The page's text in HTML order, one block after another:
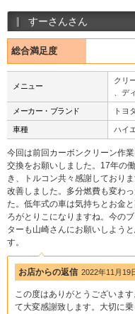
すーさんさん
総合満足度
メニュー
クリ
、デ
メーカー・ブランド トヨタ
車種 ハイ
今回は前回カーボンクリーン作
交換をお願いしました。17年の
き、トルコン共々感謝しており
改善しました。多分燃費も変わ
た。低年式の車は気持ちとお金
ろがとりこになりますね。今の
ターも山崎さんにお願いしよう
す。
お店からの返信 2022年11月19
この度はありがとうございま
て大変感謝致します。大切に